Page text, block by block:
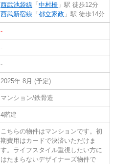
西武池袋線 「 中村橋 」駅 徒歩12分
西武新宿線 「 都立家政 」駅 徒歩14分
-
-
-
2025年 8月 (予定)
マンション/鉄骨造
4階建
こちらの物件はマンションです。初
期費用はカードで決済いただけま
す。ライフスタイル重視したい方に
はたまらないデザイナーズ物件で